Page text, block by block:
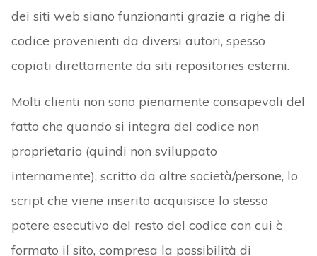
dei siti web siano funzionanti grazie a righe di
codice provenienti da diversi autori, spesso
copiati direttamente da siti repositories esterni.
Molti clienti non sono pienamente consapevoli del
fatto che quando si integra del codice non
proprietario (quindi non sviluppato
internamente), scritto da altre società/persone, lo
script che viene inserito acquisisce lo stesso
potere esecutivo del resto del codice con cui è
formato il sito, compresa la possibilità di